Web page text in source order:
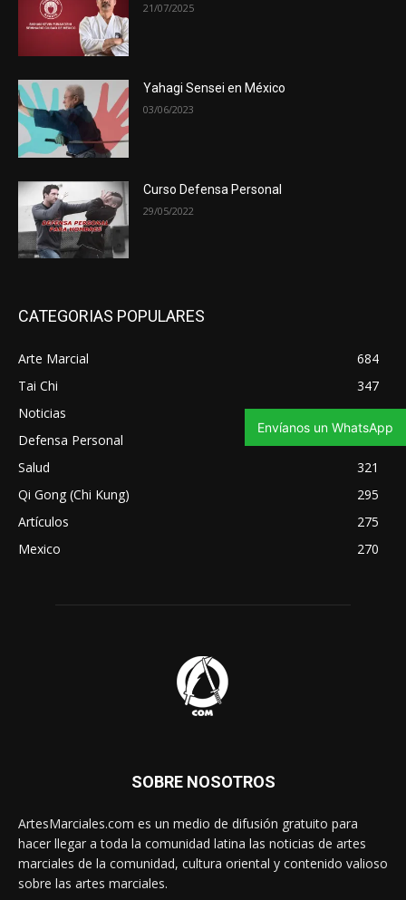
21/07/2025
Yahagi Sensei en México
03/06/2023
Curso Defensa Personal
29/05/2022
CATEGORIAS POPULARES
Arte Marcial
684
Tai Chi
347
Noticias
343
Defensa Personal
335
Salud
321
Qi Gong (Chi Kung)
295
Artículos
275
Mexico
270
SOBRE NOSOTROS
ArtesMarciales.com es un medio de difusión gratuito para
hacer llegar a toda la comunidad latina las noticias de artes
marciales de la comunidad, cultura oriental y contenido valioso
sobre las artes marciales.
Envíanos un WhatsApp